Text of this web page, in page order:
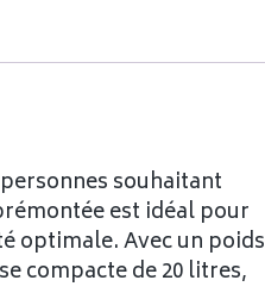
souhaitant
est idéal pour
optimale. Avec un poids
compacte de 20 litres,